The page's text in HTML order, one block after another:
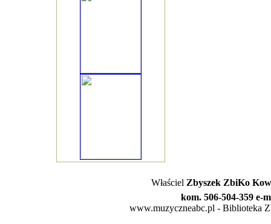
Właściel Zbyszek ZbiKo
kom. 506-504-359 e-
www.muzyczneabc.pl - Biblioteka